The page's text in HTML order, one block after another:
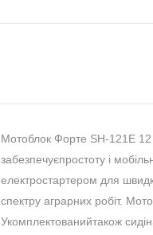
Мотоблок Форте SH-121E 12
забезпечуєпростоту і
електростартером для
спектру аграрних робіт.
Укомплектованийтакож